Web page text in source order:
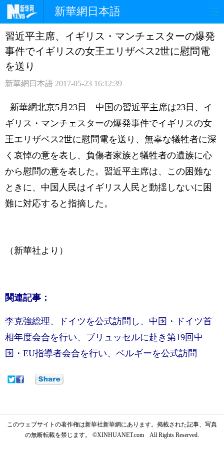
新華網日本語
ホームページ 政治 経済
社会
観光 評論
中日対訳
習近平主席、イギリス・マンチェスターの爆発
事件でイギリスの女王エリザベス2世に慰問電
を送り
新華網日本語 2017-05-23 16:12:39
新華網北京5月23日 中国の習近平主席は23日、イ
ギリス・マンチェスターの爆発事件でイギリスの女
王エリザベス2世に慰問電を送り、無辜な犠牲者に深
く哀悼の意を表し、負傷者家族と犠牲者の遺族に心
から慰問の意を表した。習近平主席は、この困難な
ときに、中国人民はイギリス人民と動揺しないに困
難に対応すると指摘した。
（新華社より）
関連記事：
李克強総理、ドイツを公式訪問し、中国・ドイツ首
相年度会合を行い、ブリュッセルに赴き第19回中
国・EU指導者会合を行い、ベルギーを公式訪問
このウェブサイトの著作権は新華社新華網にあります。掲載された記事、写真
の無断転載を禁じます。 ©XINHUANET.com All Rights Reserved.